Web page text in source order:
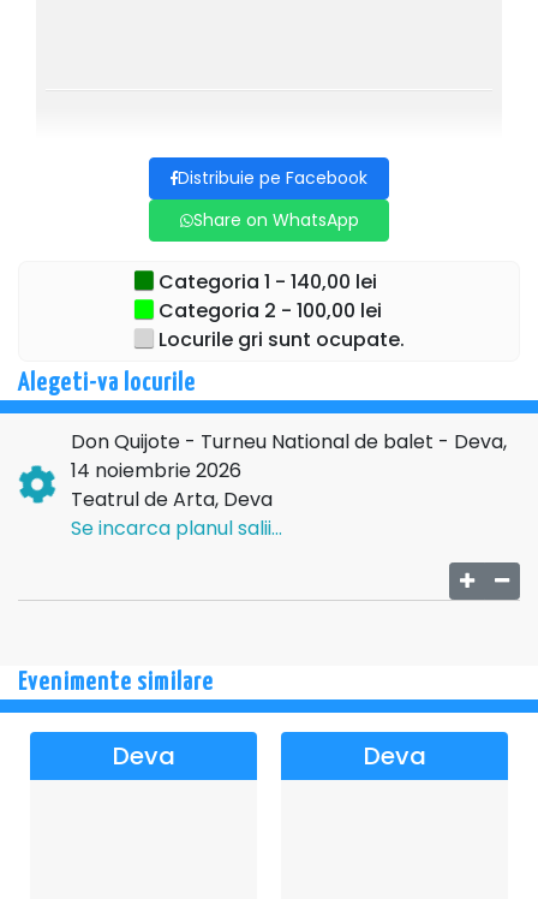
Don Quijote este un spectacol care nu doar se privește —
🔥 Emoție pură.
🔥 Energie care te ridică de pe scaun.
🔥 Magie care rămâne în suflet.
🎟️ Rezervă-ți locul și trăiește ,,Don Quijote" — spectacolul
care îți fură privirea și îți lasă amintirea în inimă.
Distribuie pe Facebook
Share on WhatsApp
Categoria 1 - 140,00 lei
Categoria 2 - 100,00 lei
Locurile gri sunt ocupate.
Alegeti-va locurile
Don Quijote - Turneu National de balet - Deva,
14 noiembrie 2026
Teatrul de Arta, Deva
Se incarca planul salii...
Evenimente similare
Deva Deva